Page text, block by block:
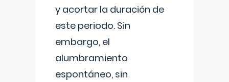
y acortar la duración de
este periodo. Sin
embargo, el
alumbramiento
espontáneo, sin